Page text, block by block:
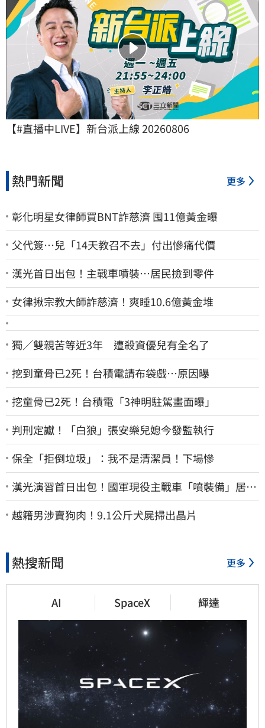
【#直播中LIVE】新台派上線 20260806
熱門新聞 更多
彰化明星女律師買BNT詐慈濟 囤11億黃金曝
父代簽…兒「14天教召不去」付出慘痛代價
漢光首日出包！主戰車噴裝…居民撿到零件
女律揪宗教大師詐慈濟！爽睡10.6億黃金堆
獨／雙親苦等近3年 遭殺資優兒有全名了
挖到童骨已2死！台積電請布袋戲…原因曝
挖童骨已2死！台積電「3神明駐駕畫面曝」
判刑定讞！「白狼」張安樂兒媳今發監執行
保全「拒倒垃圾」：我不是清潔員！下場慘
漢光演習首日出包！國軍現役主戰車「噴裝備」居民
撿到零件…軍方說話了
越籍男涉賣狗肉！9.1公斤犬屍掃出晶片
熱搜新聞 更多
AI SpaceX 輝達